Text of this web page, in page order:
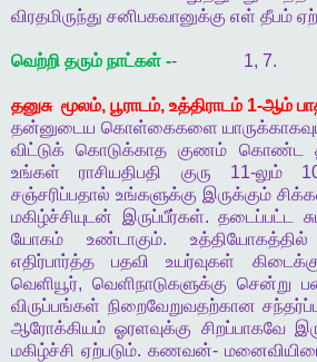
விரதமிருந்து சனிபகவானுக்கு எள் தீபம்
வெற்றி தரும் நாட்கள் -- 1, 7.
தனுசு மூலம், பூராடம், உத்திராடம் 1-ஆம்
தன்னுடைய கொள்கைகளை
விட்டுக் கொடுக்காத குணம் கொண்ட
உங்கள்
ராசியதிபதி குரு 11-லும்
சஞ்சரிப்பதால் உங்களுக்கு இருக்கும்
மகிழ்ச்சியுடன்
இருப்பீர்கள். தடைப்பட்ட
யோகம்
உண்டாகும். உத்தியோகத்தில்
எதிர்பார்த்த
பதவி உயர்வுகள்
வெளியூர், வெளிநாடுகளுக்கு சென்று
விருப்பங்கள் நிறைவேறுவதற்கான
ஆரோக்கியம் ஓரளவுக்கு சிறப்பாகவே
மகிழ்ச்சி ஏற்படும். கணவன்-